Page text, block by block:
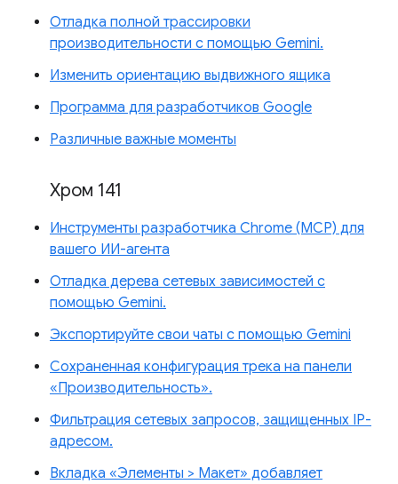
Отладка полной трассировки
производительности с помощью Gemini.
Изменить ориентацию выдвижного ящика
Программа для разработчиков Google
Различные важные моменты
Хром 141
Инструменты разработчика Chrome (MCP) для
вашего ИИ-агента
Отладка дерева сетевых зависимостей с
помощью Gemini.
Экспортируйте свои чаты с помощью Gemini
Сохраненная конфигурация трека на панели
«Производительность».
Фильтрация сетевых запросов, защищенных IP-
адресом.
Вкладка «Элементы > Макет» добавляет